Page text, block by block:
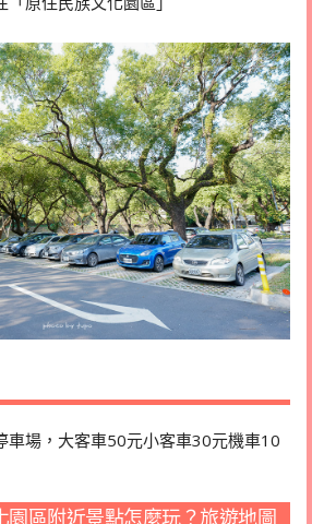
車場，大客車50元小客車30元機車10
園區附近景點怎麼玩？旅遊地圖